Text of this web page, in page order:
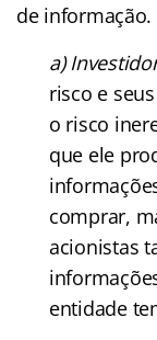
de informação.
a)
risco e
o risco
que ele
comprar,
acionistas
entidade